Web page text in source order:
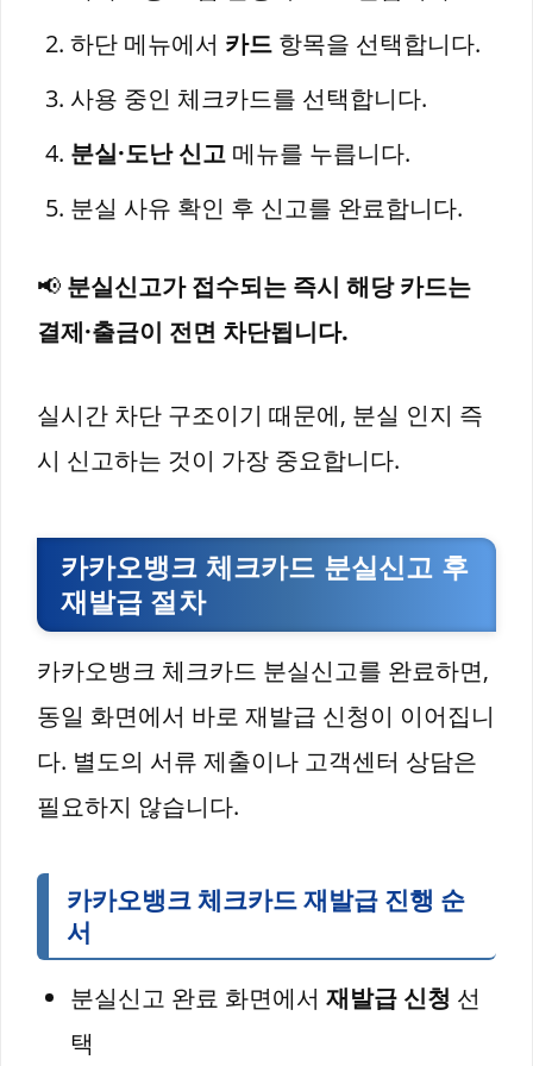
하단 메뉴에서 카드 항목을 선택합니다.
사용 중인 체크카드를 선택합니다.
분실·도난 신고 메뉴를 누릅니다.
분실 사유 확인 후 신고를 완료합니다.
📢 분실신고가 접수되는 즉시 해당 카드는
결제·출금이 전면 차단됩니다.
실시간 차단 구조이기 때문에, 분실 인지 즉
시 신고하는 것이 가장 중요합니다.
카카오뱅크 체크카드 분실신고 후
재발급 절차
카카오뱅크 체크카드 분실신고를 완료하면,
동일 화면에서 바로 재발급 신청이 이어집니
다. 별도의 서류 제출이나 고객센터 상담은
필요하지 않습니다.
카카오뱅크 체크카드 재발급 진행 순
서
분실신고 완료 화면에서 재발급 신청 선
택